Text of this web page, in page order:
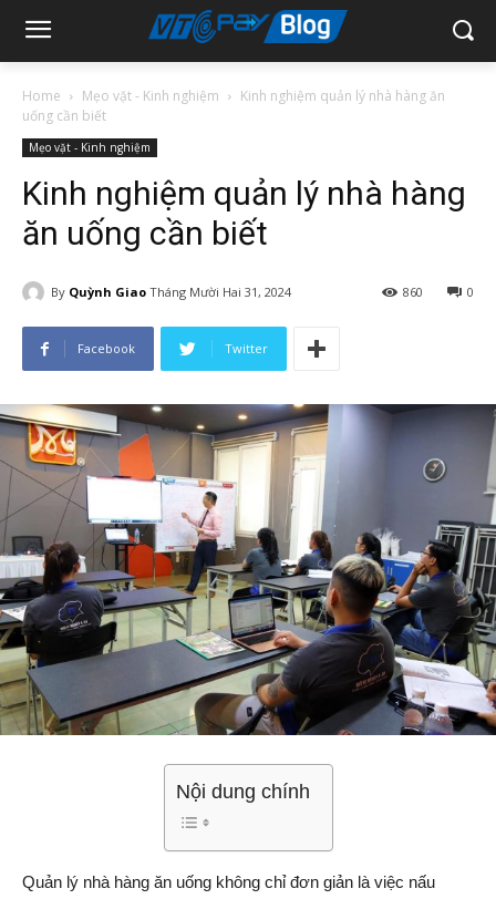
Home Mẹo vặt - Kinh nghiệm
Kinh nghiệm quản lý nhà hàng ăn
uống cần biết
Mẹo vặt - Kinh nghiệm
Kinh nghiệm quản lý nhà hàng
ăn uống cần biết
By Quỳnh Giao Tháng Mười Hai 31, 2024 0
860
Facebook Twitter
Nội dung chính
Quản lý nhà hàng ăn uống không chỉ đơn giản là việc nấu